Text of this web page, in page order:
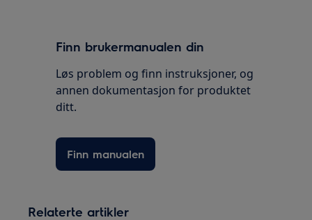
Finn brukermanualen din
Løs problem og finn instruksjoner, og
annen dokumentasjon for produktet
ditt.
Finn manualen
Relaterte artikler